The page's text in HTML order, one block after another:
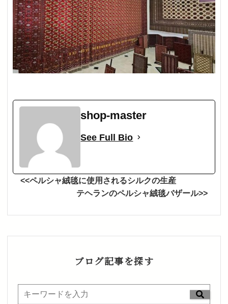
shop-master
See Full Bio
<<ペルシャ絨毯に使用されるシルクの生産
テヘランのペルシャ絨毯バザール>>
ブログ記事を探す